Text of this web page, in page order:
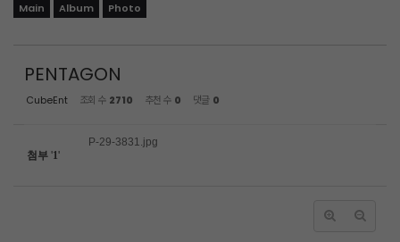
Main Album Photo
PENTAGON
CubeEnt 조회 수 2710 추천 수 0 댓글 0
첨부 '1'
P-29-3831.jpg